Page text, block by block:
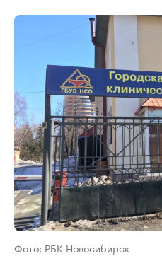
Фото: РБК Новосибирск